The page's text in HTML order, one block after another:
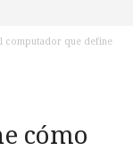
computador que define
cómo